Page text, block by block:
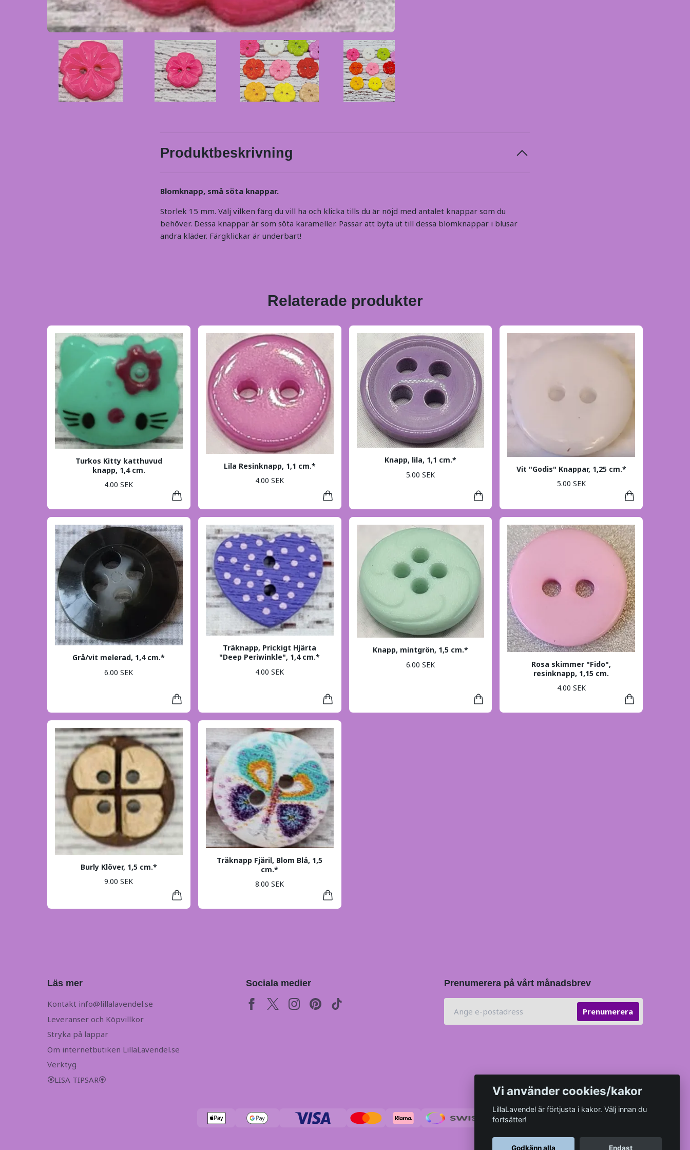
Produktbeskrivning
Blomknapp, små söta knappar.
Storlek 15 mm. Välj vilken färg du vill ha och klicka tills du är nöjd med antalet knappar som du
behöver. Dessa knappar är som söta karameller. Passar att byta ut till dessa blomknappar i blusar
andra kläder. Färgklickar är underbart!
Relaterade produkter
Turkos Kitty katthuvud
knapp, 1,4 cm.
4.00 SEK
Lila Resinknapp, 1,1 cm.*
4.00 SEK
Knapp, lila, 1,1 cm.*
5.00 SEK
Vit "Godis" Knappar, 1,25 cm.*
5.00 SEK
Grå/vit melerad, 1,4 cm.*
6.00 SEK
Träknapp, Prickigt Hjärta
"Deep Periwinkle", 1,4 cm.*
4.00 SEK
Knapp, mintgrön, 1,5 cm.*
6.00 SEK
Rosa skimmer "Fido",
resinknapp, 1,15 cm.
4.00 SEK
Burly Klöver, 1,5 cm.*
9.00 SEK
Träknapp Fjäril, Blom Blå, 1,5
cm.*
8.00 SEK
Läs mer
Kontakt info@lillalavendel.se
Leveranser och Köpvillkor
Stryka på lappar
Om internetbutiken LillaLavendel.se
Verktyg
🏵LISA TIPSAR🏵
Sociala medier Prenumerera på vårt månadsbrev
Prenumerera
Vi använder cookies/kakor
LillaLavendel är förtjusta i kakor. Välj innan du
fortsätter!
Godkänn alla Endast